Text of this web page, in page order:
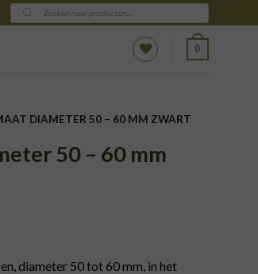
Producten
zoeken
0
DIAMETER 50 – 60 MM ZWART
50 – 60 mm
diameter 50 tot 60 mm, in het